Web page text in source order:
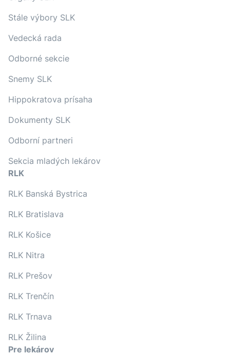
Stále výbory SLK
Vedecká rada
Odborné sekcie
Snemy SLK
Hippokratova prísaha
Dokumenty SLK
Odborní partneri
Sekcia mladých lekárov
RLK
RLK Banská Bystrica
RLK Bratislava
RLK Košice
RLK Nitra
RLK Prešov
RLK Trenčín
RLK Trnava
RLK Žilina
Pre lekárov